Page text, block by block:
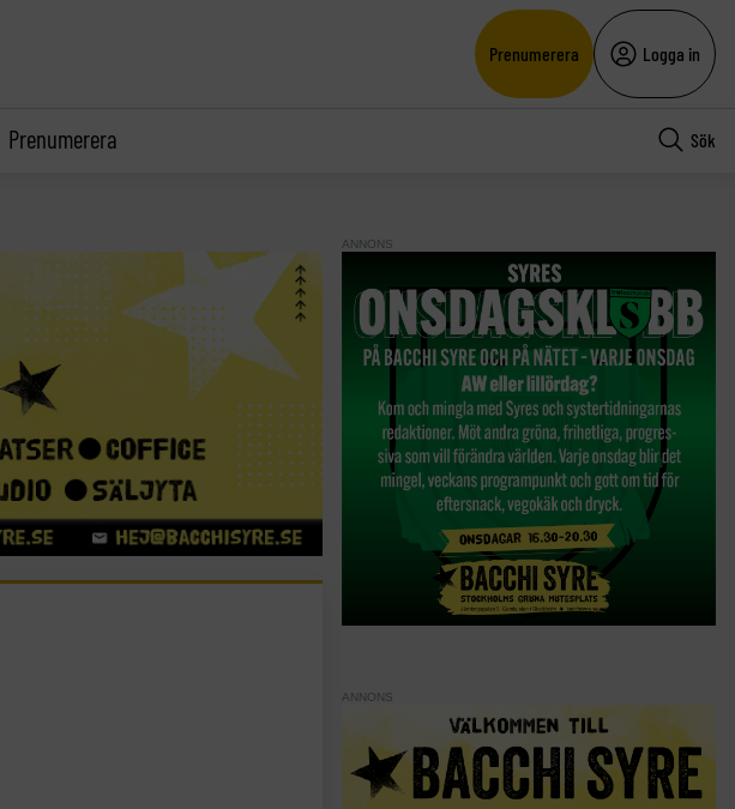
Prenumerera Logga in
Prenumerera Sök
ANNONS
ANNONS